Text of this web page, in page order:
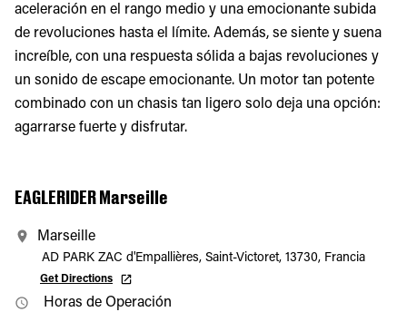
aceleración en el rango medio y una emocionante subida
de revoluciones hasta el límite. Además, se siente y suena
increíble, con una respuesta sólida a bajas revoluciones y
un sonido de escape emocionante. Un motor tan potente
combinado con un chasis tan ligero solo deja una opción:
agarrarse fuerte y disfrutar.
EAGLERIDER Marseille
Marseille
AD PARK ZAC d'Empallières, Saint-Victoret, 13730, Francia
Get Directions
Horas de Operación